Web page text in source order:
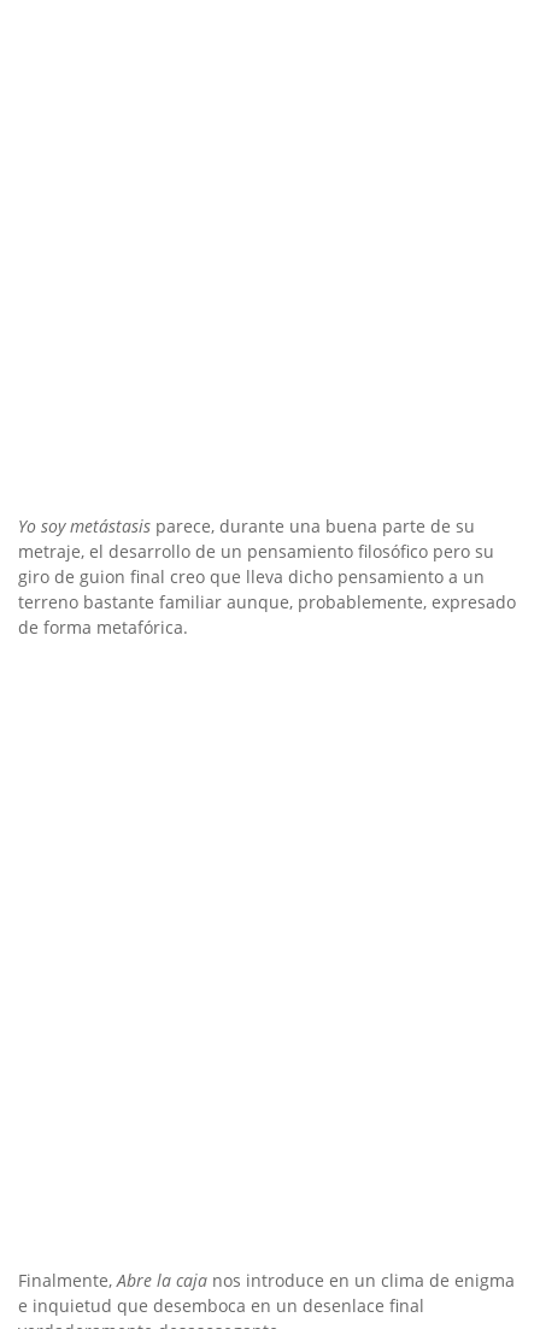
Yo soy metástasis parece, durante una buena parte de su
metraje, el desarrollo de un pensamiento filosófico pero su
giro de guion final creo que lleva dicho pensamiento a un
terreno bastante familiar aunque, probablemente, expresado
de forma metafórica.
Finalmente,Abre la caja nos introduce en un clima de enigma
e inquietud que desemboca en un desenlace final